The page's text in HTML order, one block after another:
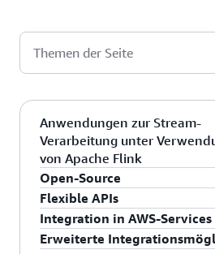
Themen der Seite
Anwendungen zur Stream-
Verarbeitung unter
von Apache Flink
Open-Source
Amazon Managed Service für
umfasst Open-Source-
Flink, ApacheBeam, Apache
Flexible APIs
Amazon Managed Service für
unterstützt die flexiblen APIs
Integration in AWS-Services
Sie können eine Datenquelle
Erweiterte